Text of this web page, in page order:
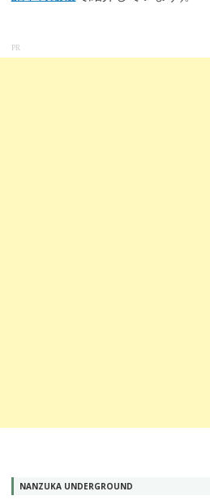
PR
NANZUKA UNDERGROUND